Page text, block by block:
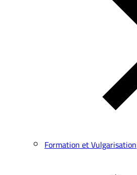
Formation et Vulgarisation